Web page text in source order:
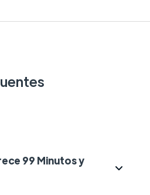
99 Minutos y